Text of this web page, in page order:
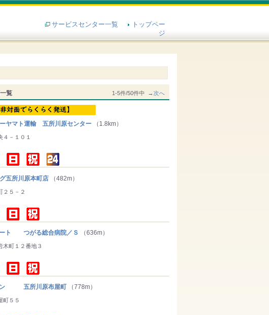
サービスセンター一覧
トップペー
ジ
覧 1-5件/50件中 →次へ
ヤマト運輸 五所川原センター （1.8km）
－１０１
五所川原本町店 （482m）
２５－２
ト つがる総合病院／Ｓ （636m）
町１２番地３
ン 五所川原布屋町 （778m）
町５５